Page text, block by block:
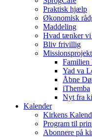
Praktisk hjælp
Økonomisk
Maddeling
Hvad tænker
Bliv frivillig
Familien
Yad va
Åbne
iThemba
Nyt fra
Kalender
Kirkens
Program til
Abonnere på